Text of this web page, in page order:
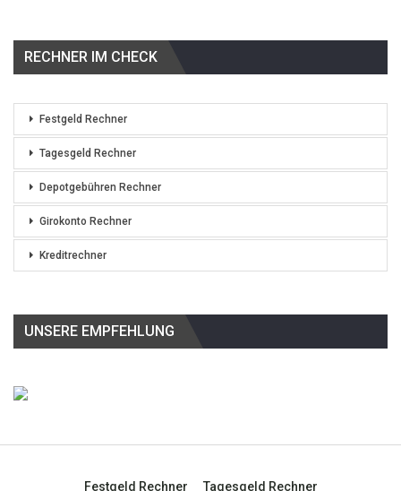
RECHNER IM CHECK
Festgeld Rechner
Tagesgeld Rechner
Depotgebühren Rechner
Girokonto Rechner
Kreditrechner
UNSERE EMPFEHLUNG
Festgeld Rechner Tagesgeld Rechner